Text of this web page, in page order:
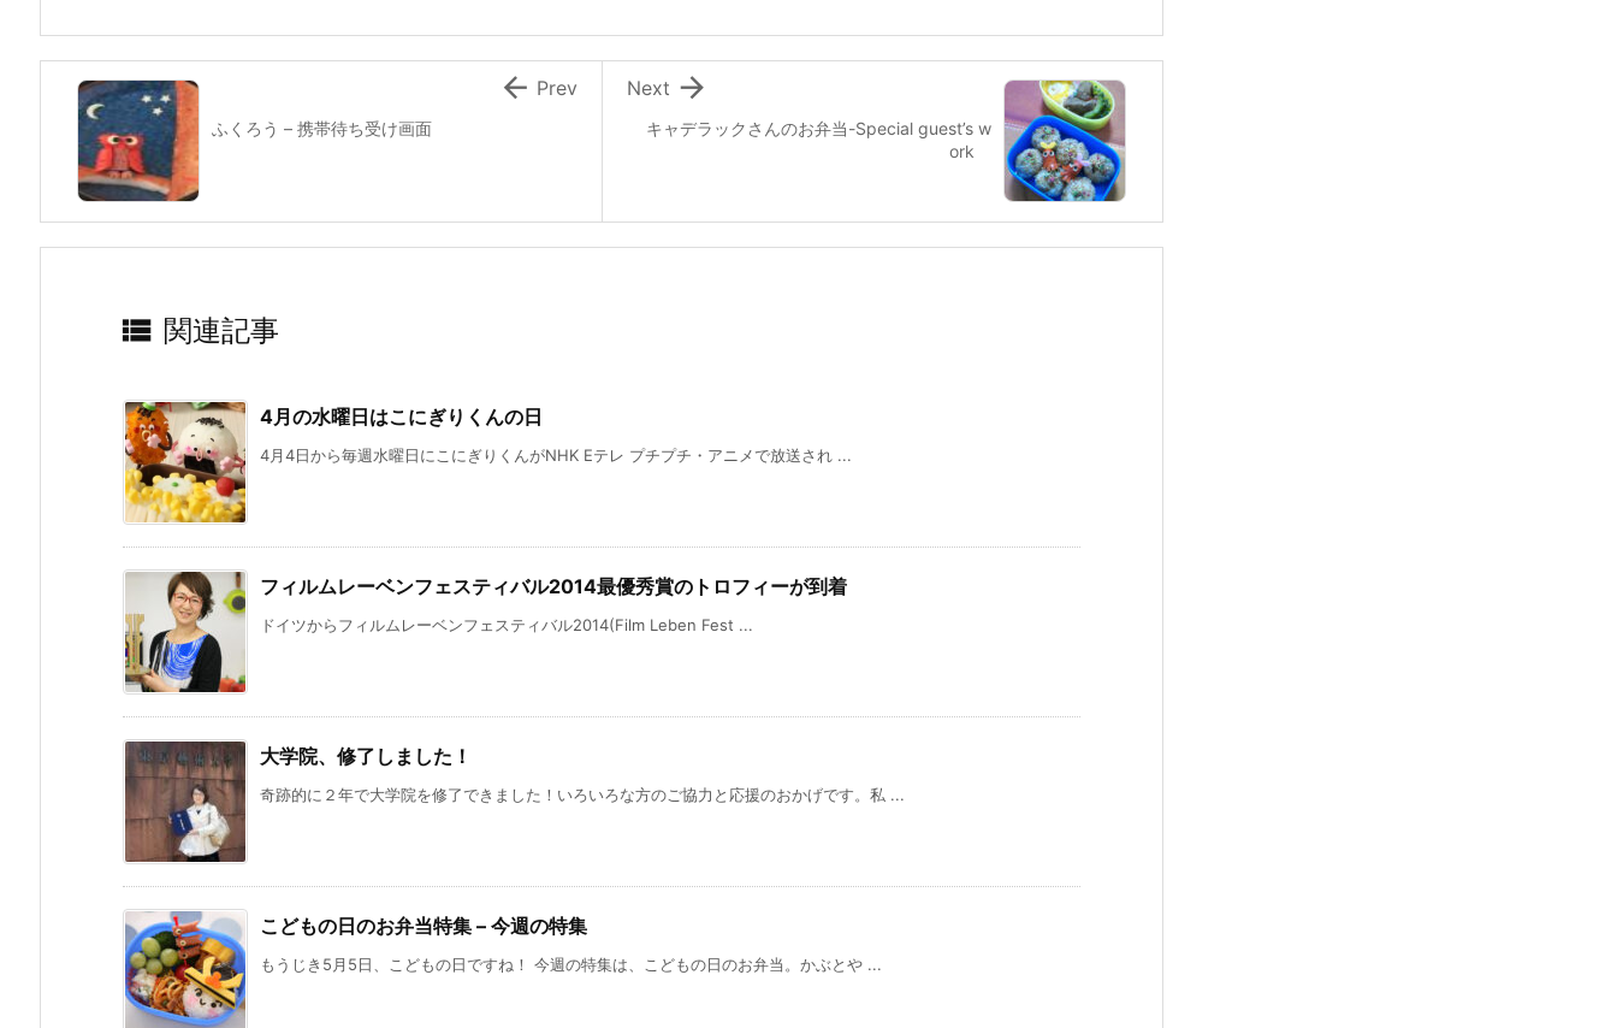
k
キャデラックさんのお弁当-Special guest’s w
ork

Next
ふくろう – 携帯待ち受け画面
 Prev
 関連記事
4月の水曜日はこにぎりくんの日
4月4日から毎週水曜日にこにぎりくんがNHK Eテレ プチプチ・アニメで放送され ...
フィルムレーベンフェスティバル2014最優秀賞のトロフィーが到着
ドイツからフィルムレーベンフェスティバル2014(Film Leben Fest ...
大学院、修了しました！
奇跡的に２年で大学院を修了できました！いろいろな方のご協力と応援のおかげです。私 ...
こどもの日のお弁当特集 – 今週の特集
もうじき5月5日、こどもの日ですね！ 今週の特集は、こどもの日のお弁当。かぶとや ...